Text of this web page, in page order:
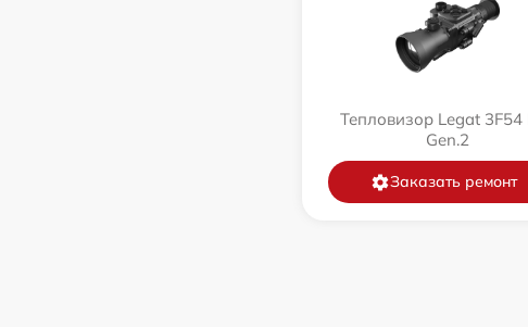
Тепловизор Legat 3F54
Gen.2
Заказать ремонт